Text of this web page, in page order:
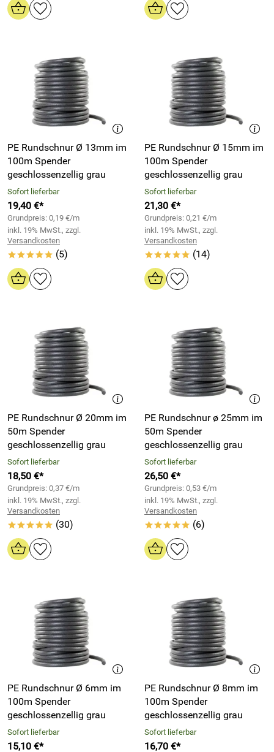
PE Rundschnur Ø 13mm im
100m Spender
geschlossenzellig grau
Sofort lieferbar
19,40 €*
Grundpreis: 0,19 €/m
inkl. 19% MwSt., zzgl.
Versandkosten
***** (5)
PE Rundschnur Ø 15mm im
100m Spender
geschlossenzellig grau
Sofort lieferbar
21,30 €*
Grundpreis: 0,21 €/m
inkl. 19% MwSt., zzgl.
Versandkosten
***** (14)
PE Rundschnur Ø 20mm im
50m Spender
geschlossenzellig grau
Sofort lieferbar
18,50 €*
Grundpreis: 0,37 €/m
inkl. 19% MwSt., zzgl.
Versandkosten
***** (30)
PE Rundschnur ø 25mm im
50m Spender
geschlossenzellig grau
Sofort lieferbar
26,50 €*
Grundpreis: 0,53 €/m
inkl. 19% MwSt., zzgl.
Versandkosten
***** (6)
PE Rundschnur Ø 6mm im
100m Spender
geschlossenzellig grau
Sofort lieferbar
15,10 €*
PE Rundschnur Ø 8mm im
100m Spender
geschlossenzellig grau
Sofort lieferbar
16,70 €*